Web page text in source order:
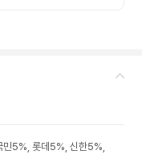
5%, 롯데5%, 신한5%,